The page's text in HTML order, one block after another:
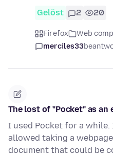
Gelöst 2 20
Firefox Web
merciles33
The lost of "Pocket" as an
I used Pocket for a
allowed taking a
document that could be